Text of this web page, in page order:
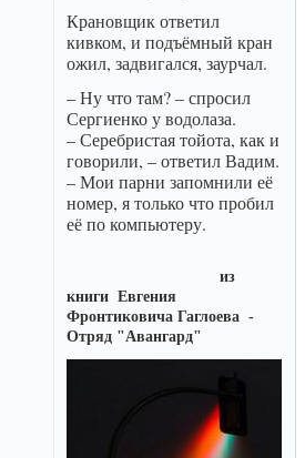
Крановщик ответил
кивком, и подъёмный кран
ожил, задвигался, заурчал.
– Ну что там? – спросил
Сергиенко у водолаза.
– Серебристая тойота, как и
говорили, – ответил Вадим.
– Мои парни запомнили её
номер, я только что пробил
её по компьютеру.
из
книги Евгения
Фронтиковича Гаглоева -
Отряд "Авангард"